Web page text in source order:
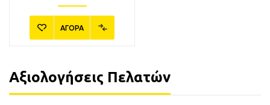
ΑΓΟΡΑ
Αξιολογήσεις Πελατών